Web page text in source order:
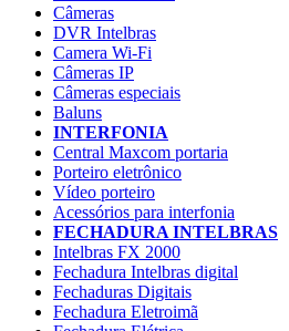
Câmeras
DVR Intelbras
Camera Wi-Fi
Câmeras IP
Câmeras especiais
Baluns
INTERFONIA
Central Maxcom portaria
Porteiro eletrônico
Vídeo porteiro
Acessórios para interfonia
FECHADURA INTELBRAS
Intelbras FX 2000
Fechadura Intelbras digital
Fechaduras Digitais
Fechadura Eletroimã